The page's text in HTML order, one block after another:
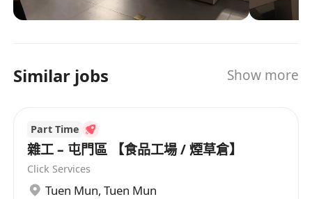
提供合適之更衣及休息設施，部分工作地點設有
及防疫知識培訓，支援員工提升專業能力與職業
適應力。
Similar jobs Show more
Part Time
雜工 – 屯門區 【食品工場 / 煙草倉】
Click Services
Tuen Mun, Tuen Mun